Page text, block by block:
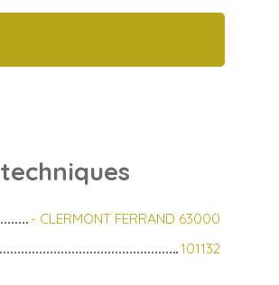
techniques
- CLERMONT FERRAND 63000
101132